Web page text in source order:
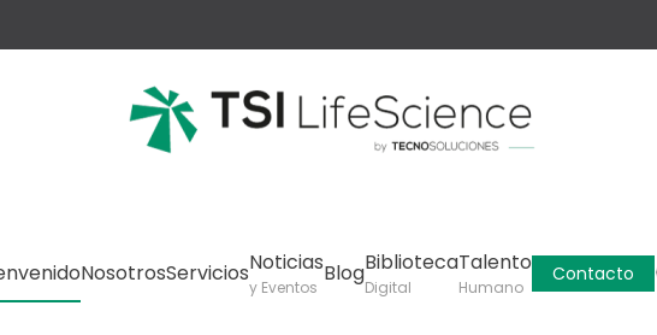
NosotrosServiciosNoticias
y Eventos
BlogBiblioteca
Digital
Talento
Humano
Contacto